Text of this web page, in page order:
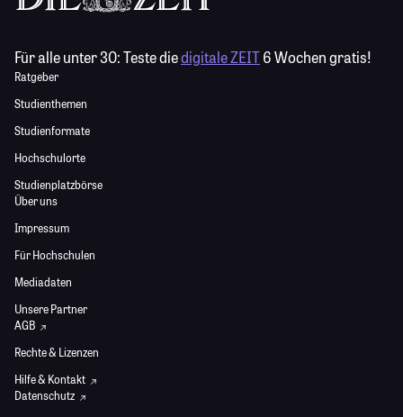
Für alle unter 30:Teste diedigitale ZEIT6 Wochen gratis!
Ratgeber
Studienthemen
Studienformate
Hochschulorte
Studienplatzbörse
Über uns
Impressum
Für Hochschulen
Mediadaten
Unsere Partner
AGB
Rechte & Lizenzen
Hilfe & Kontakt
Datenschutz